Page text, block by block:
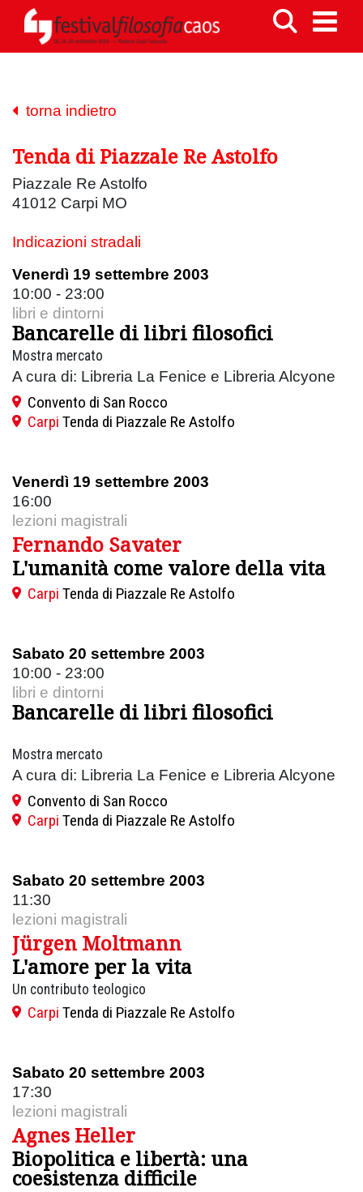
torna indietro
Tenda di Piazzale Re Astolfo
Piazzale Re Astolfo
41012 Carpi MO
Indicazioni stradali
Venerdì 19 settembre 2003
10:00 - 23:00
libri e dintorni
Bancarelle di libri filosofici
Mostra mercato
A cura di: Libreria La Fenice e Libreria Alcyone
Convento di San Rocco
Carpi Tenda di Piazzale Re Astolfo
Venerdì 19 settembre 2003
16:00
lezioni magistrali
Fernando Savater
L'umanità come valore della vita
Carpi Tenda di Piazzale Re Astolfo
Sabato 20 settembre 2003
10:00 - 23:00
libri e dintorni
Bancarelle di libri filosofici
Mostra mercato
A cura di: Libreria La Fenice e Libreria Alcyone
Convento di San Rocco
Carpi Tenda di Piazzale Re Astolfo
Sabato 20 settembre 2003
11:30
lezioni magistrali
Jürgen Moltmann
L'amore per la vita
Un contributo teologico
Carpi Tenda di Piazzale Re Astolfo
Sabato 20 settembre 2003
17:30
lezioni magistrali
Agnes Heller
Biopolitica e libertà: una
coesistenza difficile